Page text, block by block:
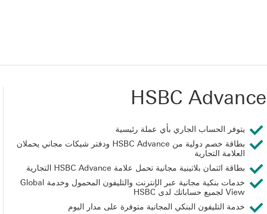
HSBC Advance
يتوفر الحساب الجاري بأي عملة رئيسية
بطاقة خصم دولية من HSBC Advance ودفتر شيكات مجاني يحملان
العلامة التجارية
بطاقة ائتمان بلاتينية مجانية تحمل علامة HSBC Advance التجارية
خدمات بنكية مجانية عبر الإنترنت والتليفون المحمول وخدمة Global
View لجميع حساباتك لدى HSBC
خدمة التليفون البنكي المجانية متوفرة على مدار اليوم